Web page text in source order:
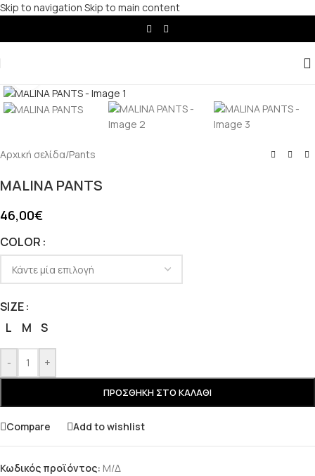
Skip to navigation Skip to main content
Αρχική σελίδα/Pants
MALINA PANTS
46,00€
COLOR
SIZE
L
M S
- +
ΠΡΟΣΘΉΚΗ ΣΤΟ ΚΑΛΆΘΙ
Compare Add to wishlist
Κωδικός προϊόντος: Μ/Δ